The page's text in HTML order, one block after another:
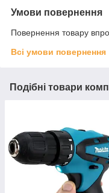
Умови повернення
Повернення товару
Всі умови повернення
Подібні товари